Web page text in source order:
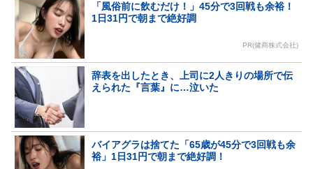
「風俗前に飲むだけ！」45分で3回戦も余裕！
1日31円で朝まで絶好調
PR(健商株式会社)
辞表を出したとき、上司に2人きりの場所で伝
えられた『言葉』に…泣いた
バイアグラは捨てた「65歳が45分で3回戦も余
裕」1日31円で朝まで絶好調！